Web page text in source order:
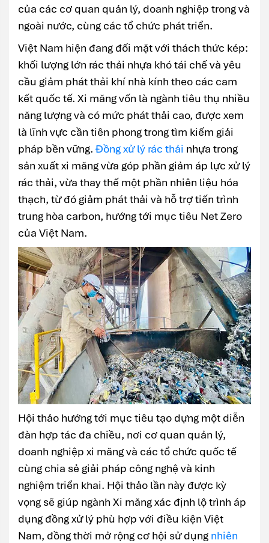
của các cơ quan quản lý, doanh nghiệp trong và
ngoài nước, cùng các tổ chức phát triển.
Việt Nam hiện đang đối mặt với thách thức kép:
khối lượng lớn rác thải nhựa khó tái chế và yêu
cầu giảm phát thải khí nhà kính theo các cam
kết quốc tế. Xi măng vốn là ngành tiêu thụ nhiều
năng lượng và có mức phát thải cao, được xem
là lĩnh vực cần tiên phong trong tìm kiếm giải
pháp bền vững. Đồng xử lý rác thải nhựa trong
sản xuất xi măng vừa góp phần giảm áp lực xử lý
rác thải, vừa thay thế một phần nhiên liệu hóa
thạch, từ đó giảm phát thải và hỗ trợ tiến trình
trung hòa carbon, hướng tới mục tiêu Net Zero
của Việt Nam.
Hội thảo hướng tới mục tiêu tạo dựng một diễn
đàn hợp tác đa chiều, nơi cơ quan quản lý,
doanh nghiệp xi măng và các tổ chức quốc tế
cùng chia sẻ giải pháp công nghệ và kinh
nghiệm triển khai. Hội thảo lần này được kỳ
vọng sẽ giúp ngành Xi măng xác định lộ trình áp
dụng đồng xử lý phù hợp với điều kiện Việt
Nam, đồng thời mở rộng cơ hội sử dụng nhiên